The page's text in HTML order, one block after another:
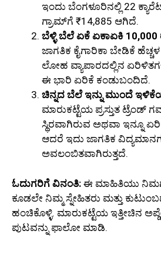
ಇಂದು ಬೆಂಗಳೂರಿನಲ್ಲಿ 22
ಗ್ರಾಮ್‌ಗೆ ₹14,885 ಆಗಿದೆ.
ಬೆಳ್ಳಿ ಬೆಲೆ ಏಕೆ ಏಕಾಏಕಿ 10,000
ಜಾಗತಿಕ ಕೈಗಾರಿಕಾ ಬೇಡಿಕೆ
ಲೋಹ ವ್ಯಾಪಾರದಲ್ಲಿನ
ಈ ಭಾರಿ ಏರಿಕೆ ಕಂಡುಬಂದಿದೆ.
ಚಿನ್ನದ ಬೆಲೆ ಇನ್ನು ಮುಂದೆ
ಮಾರುಕಟ್ಟೆಯ ಪ್ರಸ್ತುತ ಟ್ರೆಂಡ್
ಸ್ಥಿರವಾಗಿರುವ ಅಥವಾ ಇನ್ನೂ
ಆದರೆ ಇದು ಜಾಗತಿಕ
ಅವಲಂಬಿತವಾಗಿರುತ್ತದೆ.
ಓದುಗರಿಗೆ ವಿನಂತಿ: ಈ ಮಾಹಿತಿಯು
ಕೂಡಲೇ ನಿಮ್ಮ ಸ್ನೇಹಿತರು ಮತ್ತು
ಹಂಚಿಕೊಳ್ಳಿ. ಮಾರುಕಟ್ಟೆಯ ಇತ್ತೀಚಿನ
ಪುಟವನ್ನು ಫಾಲೋ ಮಾಡಿ.